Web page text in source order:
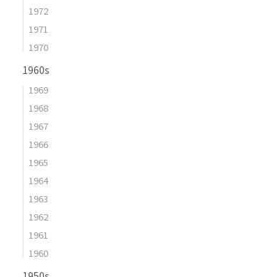
1972
1971
1970
1960s
1969
1968
1967
1966
1965
1964
1963
1962
1961
1960